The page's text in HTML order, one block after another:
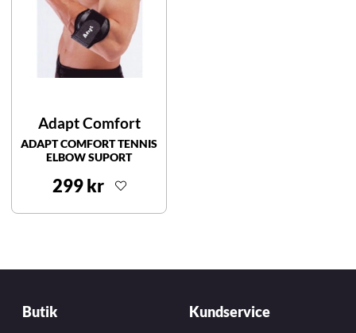
Adapt Comfort
ADAPT COMFORT TENNIS
ELBOW SUPORT
299 kr
Butik Kundservice